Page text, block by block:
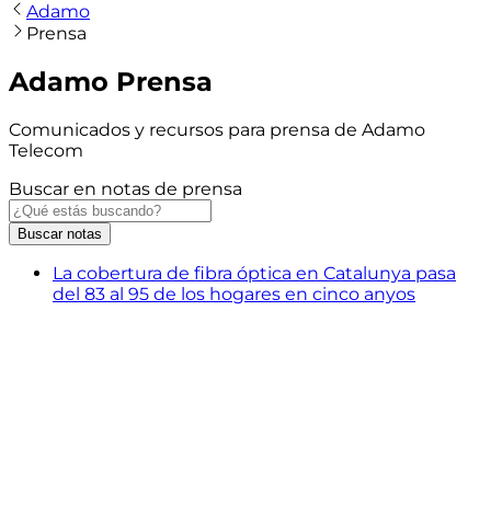
Adamo
Prensa
Adamo Prensa
Comunicados y recursos para prensa de Adamo
Telecom
Buscar en notas de prensa
Buscar notas
La cobertura de fibra óptica en Catalunya pasa
del 83 al 95 de los hogares en cinco anyos